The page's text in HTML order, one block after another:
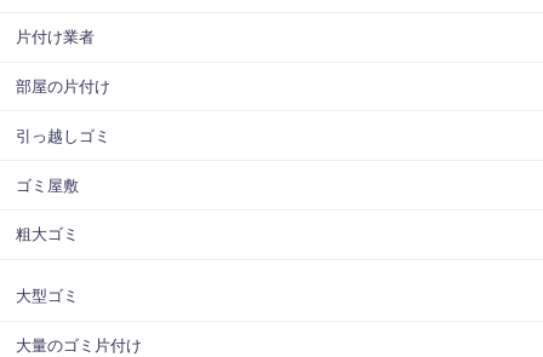
片付け業者
部屋の片付け
引っ越しゴミ
ゴミ屋敷
粗大ゴミ
大型ゴミ
大量のゴミ片付け